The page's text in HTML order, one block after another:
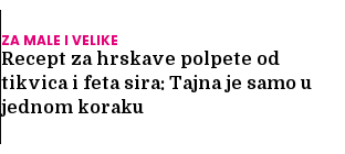
ZA MALE I VELIKE
Recept za hrskave polpete od
tikvica i feta sira: Tajna je samo u
jednom koraku